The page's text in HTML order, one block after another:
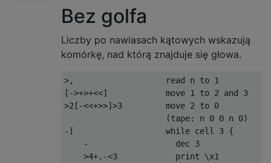
Bez golfa
Liczby po nawiasach kątowych wskazują
komórkę, nad którą znajduje się głowa.
>,                   read n to 1
[->+>+<<]            move 1 to 2 and 3
>2[-<<+>>]>3         move 2 to 0
                     (tape: n 0 0 n 0)
-[                   while cell 3 {
    -                  dec 3
    >4+.-<3            print \x1